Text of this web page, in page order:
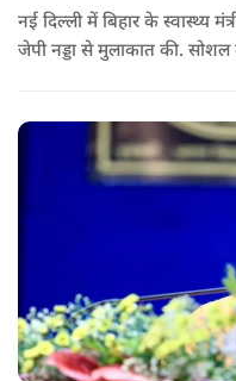
नई दिल्ली में बिहार के स्वास्थ्य
जेपी नड्डा से मुलाकात की. सोशल